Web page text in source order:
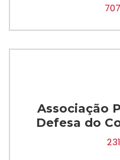
Associação
Defesa do